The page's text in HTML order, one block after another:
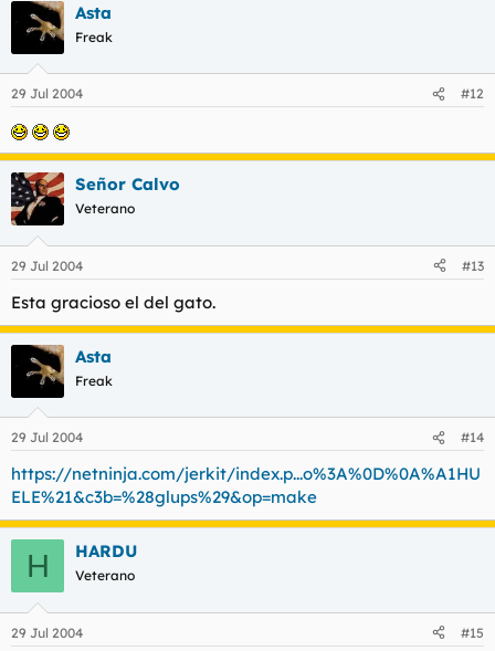
Asta
Freak
29 Jul 2004 #12
Señor Calvo
Veterano
29 Jul 2004 #13
Esta gracioso el del gato.
Asta
Freak
29 Jul 2004 #14
https://netninja.com/jerkit/index.p...o%3A%0D%0A%A1HU
ELE%21&c3b=%28glups%29&op=make
H HARDU
Veterano
29 Jul 2004 #15